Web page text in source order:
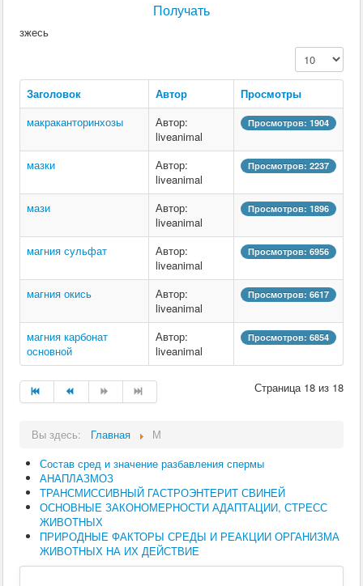
Получать
зжесь
Кол-во строк:
Заголовок Автор
Просмотры
макраканторинхозы
Автор:
liveanimal
Просмотров: 1904
мазки
Автор:
liveanimal
Просмотров: 2237
мази
Автор:
liveanimal
Просмотров: 1896
магния сульфат
Автор:
liveanimal
Просмотров: 6956
магния окись
Автор:
liveanimal
Просмотров: 6617
магния карбонат
основной
Автор:
liveanimal
Просмотров: 6854
Страница 18 из 18
Вы здесь: Главная
М
Состав сред и значение разбавления спермы
АНАПЛАЗМОЗ
ТРАНСМИССИВНЫЙ ГАСТРОЭНТЕРИТ СВИНЕЙ
ОСНОВНЫЕ ЗАКОНОМЕРНОСТИ АДАПТАЦИИ, СТРЕСС
ЖИВОТНЫХ
ПРИРОДНЫЕ ФАКТОРЫ СРЕДЫ И РЕАКЦИИ ОРГАНИЗМА
ЖИВОТНЫХ НА ИХ ДЕЙСТВИЕ